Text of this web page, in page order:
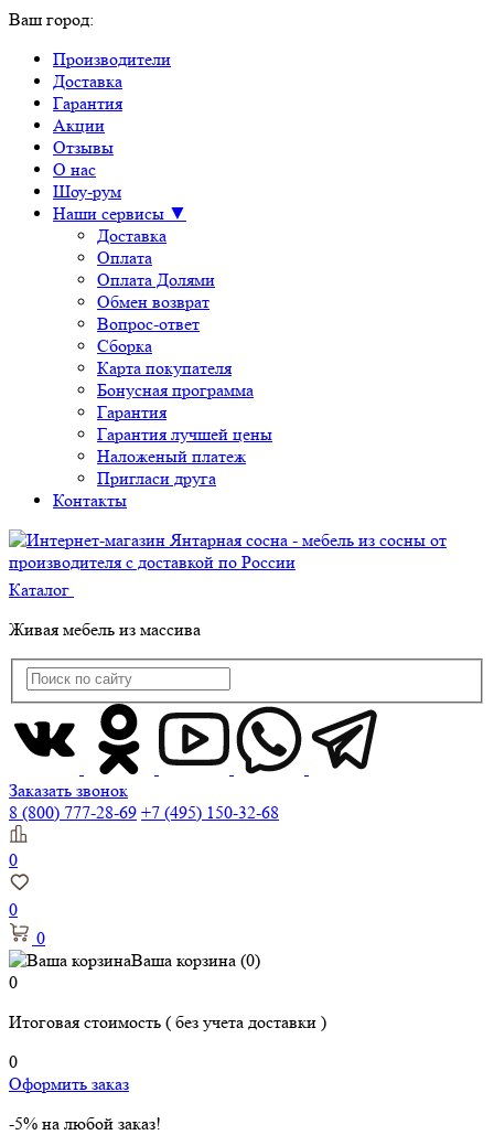
Ваш город:
Производители
Доставка
Гарантия
Акции
Отзывы
О нас
Шоу-рум
Наши сервисы ▼
Доставка
Оплата
Оплата Долями
Обмен возврат
Вопрос-ответ
Сборка
Карта покупателя
Бонусная программа
Гарантия
Гарантия лучшей цены
Наложеный платеж
Пригласи друга
Контакты
Каталог
Живая мебель из массива
Заказать звонок
8 (800) 777-28-69 +7 (495) 150-32-68
0
0
0
Ваша корзина (0)
0
Итоговая стоимость ( без учета доставки )
0
Оформить заказ
-5% на любой заказ!